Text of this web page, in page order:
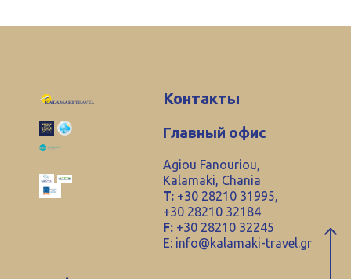
Контакты
Главный офис
Agiou Fanouriou,
Kalamaki, Chania
T: +30 28210 31995,
+30 28210 32184
F: +30 28210 32245
E: info@kalamaki-travel.gr